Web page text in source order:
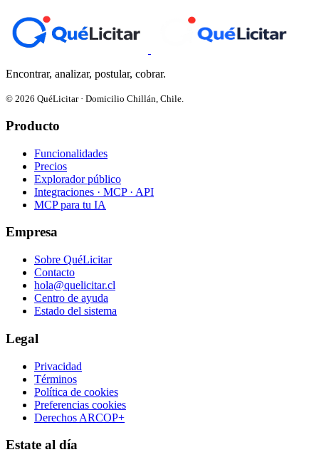
Encontrar, analizar, postular, cobrar.
© 2026 QuéLicitar · Domicilio Chillán, Chile.
Producto
Funcionalidades
Precios
Explorador público
Integraciones · MCP · API
MCP para tu IA
Empresa
Sobre QuéLicitar
Contacto
hola@quelicitar.cl
Centro de ayuda
Estado del sistema
Legal
Privacidad
Términos
Política de cookies
Preferencias cookies
Derechos ARCOP+
Estate al día